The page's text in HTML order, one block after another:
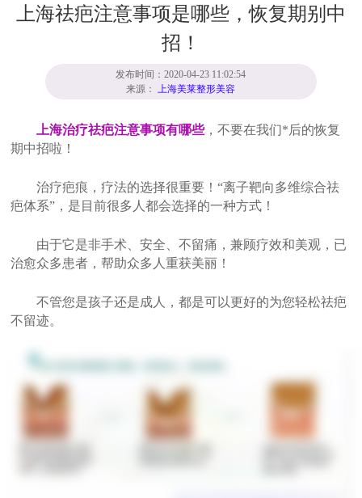
上海祛疤注意事项是哪些，恢复期别中
招！
发布时间：2020-04-23 11:02:54
来源：上海美莱整形美容
上海治疗祛疤注意事项有哪些，不要在我们*后的恢复
期中招啦！
治疗疤痕，疗法的选择很重要！“离子靶向多维综合祛
疤体系”，是目前很多人都会选择的一种方式！
由于它是非手术、安全、不留痛，兼顾疗效和美观，已
治愈众多患者，帮助众多人重获美丽！
不管您是孩子还是成人，都是可以更好的为您轻松祛疤
不留迹。